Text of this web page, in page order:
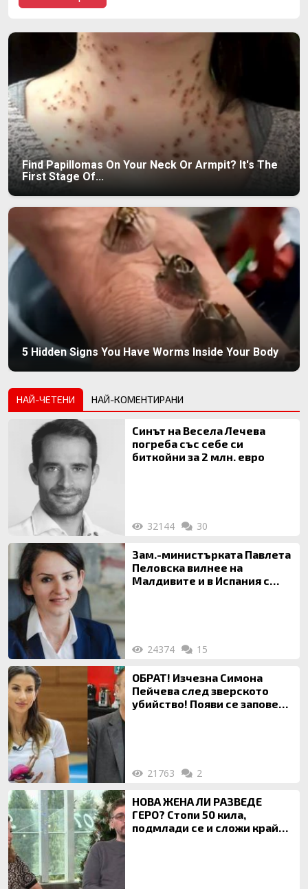
Find Papillomas On Your Neck Or Armpit? It's The
First Stage Of...
5 Hidden Signs You Have Worms Inside Your Body
НАЙ-ЧЕТЕНИ НАЙ-КОМЕНТИРАНИ
Синът на Весела Лечева
погреба със себе си
биткойни за 2 млн. евро
32144 30
Зам.-министърката Павлета
Пеловска вилнее на
Малдивите и в Испания с
24374 15
ОБРАТ! Изчезна Симона
Пейчева след зверското
убийство! Появи се заповед
21763 2
НОВА ЖЕНА ЛИ РАЗВЕДЕ
ГЕРО? Стопи 50 кила,
подмлади се и сложи край